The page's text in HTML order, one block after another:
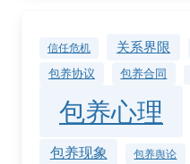
信任危机 关系界限
包养协议 包养合同
包养心理
包养现象 包养舆论